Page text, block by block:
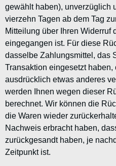
gewählt haben), unverzüglich
vierzehn Tagen ab dem Tag
Mitteilung über Ihren Widerruf
eingegangen ist. Für diese
dasselbe Zahlungsmittel, das
Transaktion eingesetzt
ausdrücklich etwas anderes
werden Ihnen wegen dieser
berechnet. Wir können die
die Waren wieder
Nachweis erbracht haben,
zurückgesandt haben, je
Zeitpunkt ist.